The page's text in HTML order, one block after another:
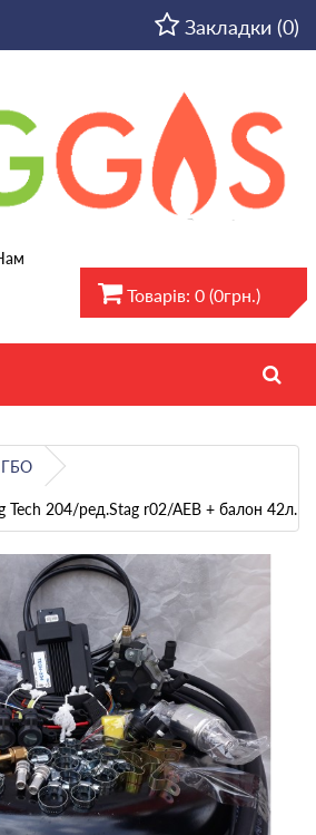
Закладки (0)
Товарів: 0 (0грн.)
ГБО
Tech 204/ред.Stag r02/AEB + балон 42л.